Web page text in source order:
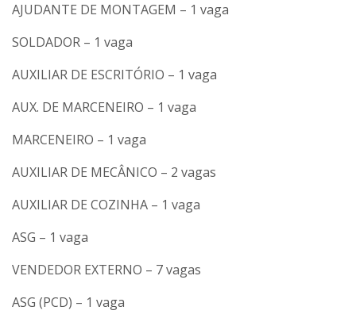
AJUDANTE DE MONTAGEM – 1 vaga
SOLDADOR – 1 vaga
AUXILIAR DE ESCRITÓRIO – 1 vaga
AUX. DE MARCENEIRO – 1 vaga
MARCENEIRO – 1 vaga
AUXILIAR DE MECÂNICO – 2 vagas
AUXILIAR DE COZINHA – 1 vaga
ASG – 1 vaga
VENDEDOR EXTERNO – 7 vagas
ASG (PCD) – 1 vaga